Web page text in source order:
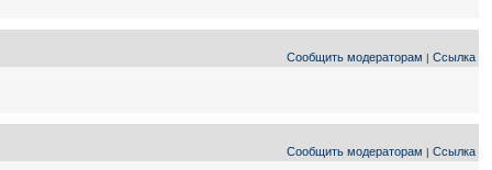
Сообщить модераторам Ссылка
Сообщить модераторам Ссылка